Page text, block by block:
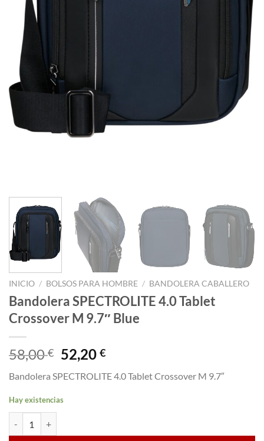
INICIO / BOLSOS PARA HOMBRE / BANDOLERA CABALLERO
Bandolera SPECTROLITE 4.0 Tablet
Crossover M 9.7″ Blue
58,00€
El
precio
original
era:
52,20€El
actual
Bandolera SPECTROLITE 4.0 Tablet Crossover M 9.7″
Hay existencias